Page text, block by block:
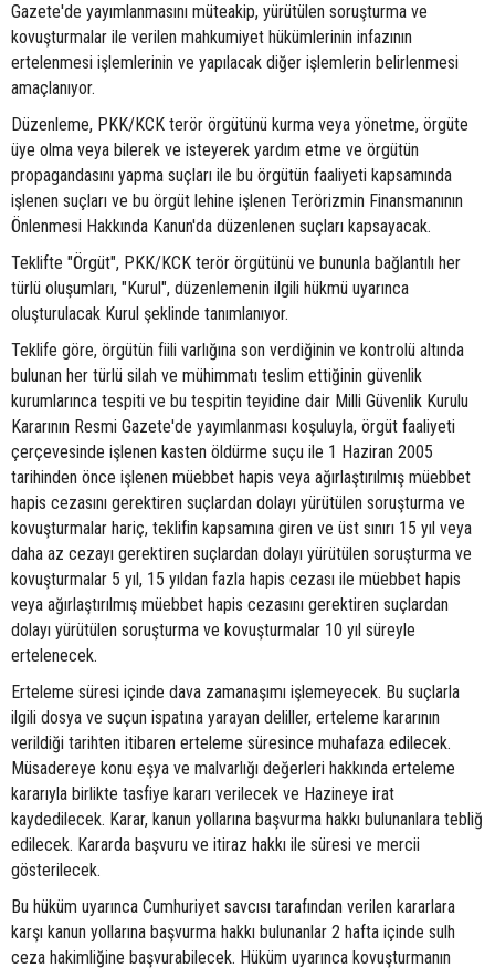
Gazete'de yayımlanmasını müteakip, yürütülen soruşturma ve
kovuşturmalar ile verilen mahkumiyet hükümlerinin infazının
ertelenmesi işlemlerinin ve yapılacak diğer işlemlerin belirlenmesi
amaçlanıyor.
Düzenleme, PKK/KCK terör örgütünü kurma veya yönetme, örgüte
üye olma veya bilerek ve isteyerek yardım etme ve örgütün
propagandasını yapma suçları ile bu örgütün faaliyeti kapsamında
işlenen suçları ve bu örgüt lehine işlenen Terörizmin Finansmanının
Önlenmesi Hakkında Kanun'da düzenlenen suçları kapsayacak.
Teklifte "Örgüt", PKK/KCK terör örgütünü ve bununla bağlantılı her
türlü oluşumları, "Kurul", düzenlemenin ilgili hükmü uyarınca
oluşturulacak Kurul şeklinde tanımlanıyor.
Teklife göre, örgütün fiili varlığına son verdiğinin ve kontrolü altında
bulunan her türlü silah ve mühimmatı teslim ettiğinin güvenlik
kurumlarınca tespiti ve bu tespitin teyidine dair Milli Güvenlik Kurulu
Kararının Resmi Gazete'de yayımlanması koşuluyla, örgüt faaliyeti
çerçevesinde işlenen kasten öldürme suçu ile 1 Haziran 2005
tarihinden önce işlenen müebbet hapis veya ağırlaştırılmış müebbet
hapis cezasını gerektiren suçlardan dolayı yürütülen soruşturma ve
kovuşturmalar hariç, teklifin kapsamına giren ve üst sınırı 15 yıl veya
daha az cezayı gerektiren suçlardan dolayı yürütülen soruşturma ve
kovuşturmalar 5 yıl, 15 yıldan fazla hapis cezası ile müebbet hapis
veya ağırlaştırılmış müebbet hapis cezasını gerektiren suçlardan
dolayı yürütülen soruşturma ve kovuşturmalar 10 yıl süreyle
ertelenecek.
Erteleme süresi içinde dava zamanaşımı işlemeyecek. Bu suçlarla
ilgili dosya ve suçun ispatına yarayan deliller, erteleme kararının
verildiği tarihten itibaren erteleme süresince muhafaza edilecek.
Müsadereye konu eşya ve malvarlığı değerleri hakkında erteleme
kararıyla birlikte tasfiye kararı verilecek ve Hazineye irat
kaydedilecek. Karar, kanun yollarına başvurma hakkı bulunanlara tebliğ
edilecek. Kararda başvuru ve itiraz hakkı ile süresi ve mercii
gösterilecek.
Bu hüküm uyarınca Cumhuriyet savcısı tarafından verilen kararlara
karşı kanun yollarına başvurma hakkı bulunanlar 2 hafta içinde sulh
ceza hakimliğine başvurabilecek. Hüküm uyarınca kovuşturmanın